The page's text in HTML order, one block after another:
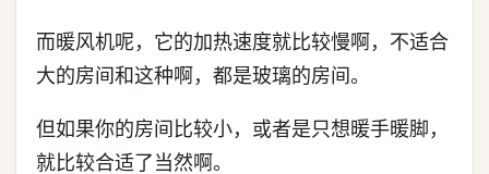
而暖风机呢，它的加热速度就比较慢啊，不适合
大的房间和这种啊，都是玻璃的房间。
但如果你的房间比较小，或者是只想暖手暖脚，
就比较合适了当然啊。